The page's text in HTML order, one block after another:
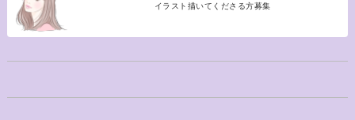
イラスト描いてくださる方募集